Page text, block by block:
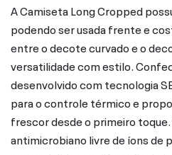
A Camiseta Long Cropped
podendo ser usada frente e
entre o decote curvado e o
versatilidade com estilo.
desenvolvido com tecnologia
para o controle térmico e
frescor desde o primeiro
antimicrobiano livre de íons de